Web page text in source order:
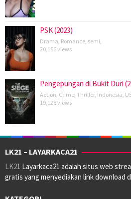
PSK (2023)
Drama Romance semi
20,156 views
Pengepungan di Bukit Duri
Action Crime Thriller, Indonesia
19,128 views
LK21 – LAYARKACA21
LK21 Layarkaca21 adalah situs web
gratis yang menyediakan link download